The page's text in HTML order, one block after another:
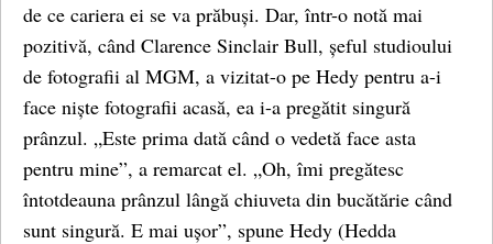
de ce cariera ei se va prăbuși. Dar, într-o notă mai
pozitivă, când Clarence Sinclair Bull, șeful studioului
de fotografii al MGM, a vizitat-o pe Hedy pentru a-i
face niște fotografii acasă, ea i-a pregătit singură
prânzul. „Este prima dată când o vedetă face asta
pentru mine”, a remarcat el. „Oh, îmi pregătesc
întotdeauna prânzul lângă chiuveta din bucătărie când
sunt singură. E mai ușor”, spune Hedy (Hedda